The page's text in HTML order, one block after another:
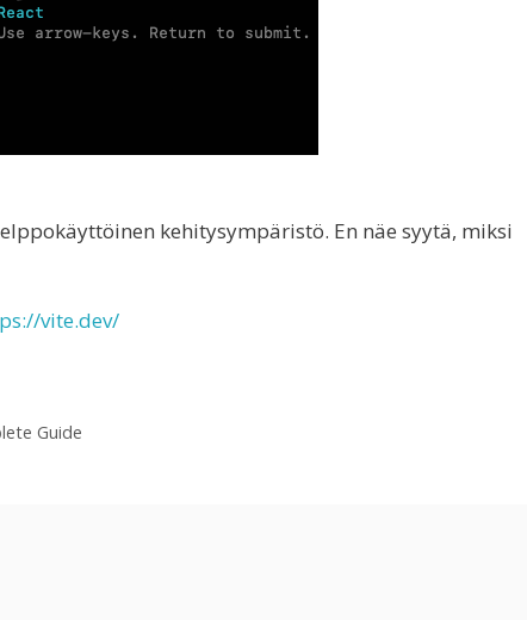
kehitysympäristö. En näe syytä, miksi
vite.dev/
Guide